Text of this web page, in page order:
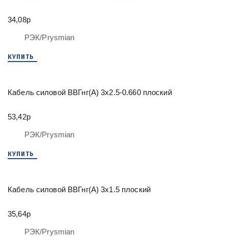
РЭК/Prysmian
34,08р
КУПИТЬ
Кабель силовой ВВГнг(А) 3х2.5-0.660 плоский
РЭК/Prysmian
53,42р
КУПИТЬ
Кабель силовой ВВГнг(А) 3х1.5 плоский
РЭК/Prysmian
35,64р